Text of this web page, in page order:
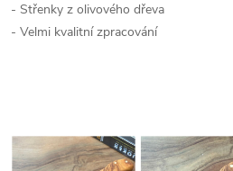
- Střenky z olivového dřeva
- Velmi kvalitní zpracování